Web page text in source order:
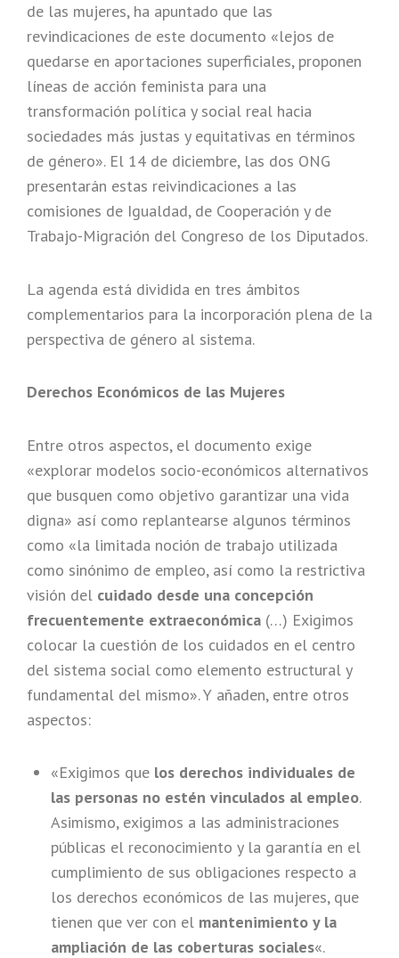
de las mujeres, ha apuntado que las
revindicaciones de este documento «lejos de
quedarse en aportaciones superficiales, proponen
líneas de acción feminista para una
transformación política y social real hacia
sociedades más justas y equitativas en términos
de género». El 14 de diciembre, las dos ONG
presentarán estas reivindicaciones a las
comisiones de Igualdad, de Cooperación y de
Trabajo-Migración del Congreso de los Diputados.
La agenda está dividida en tres ámbitos
complementarios para la incorporación plena de la
perspectiva de género al sistema.
Derechos Económicos de las Mujeres
Entre otros aspectos, el documento exige
«explorar modelos socio-económicos alternativos
que busquen como objetivo garantizar una vida
digna» así como replantearse algunos términos
como «la limitada noción de trabajo utilizada
como sinónimo de empleo, así como la restrictiva
visión del cuidado desde una concepción
frecuentemente extraeconómica (…) Exigimos
colocar la cuestión de los cuidados en el centro
del sistema social como elemento estructural y
fundamental del mismo». Y añaden, entre otros
aspectos:
«Exigimos que los derechos individuales de
las personas no estén vinculados al empleo.
Asimismo, exigimos a las administraciones
públicas el reconocimiento y la garantía en el
cumplimiento de sus obligaciones respecto a
los derechos económicos de las mujeres, que
tienen que ver con el mantenimiento y la
ampliación de las coberturas sociales«.